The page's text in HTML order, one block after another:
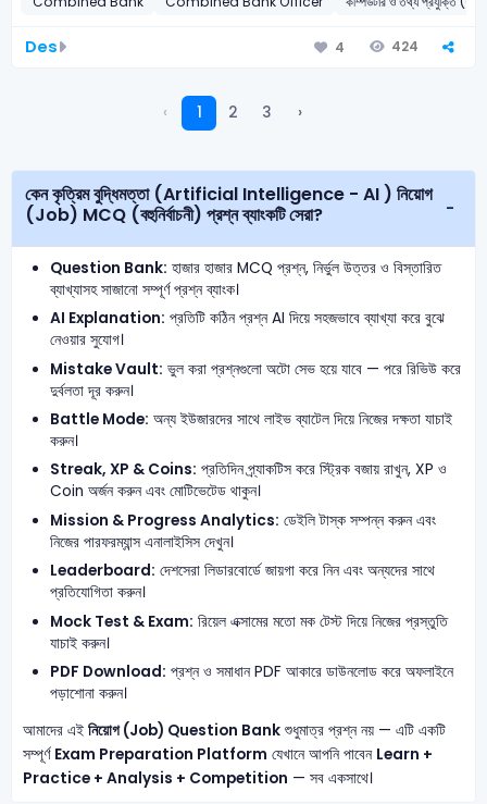
Des 4 424
‹ 1 2 3 ›
কেন কৃত্রিম বুদ্ধিমত্তা (Artificial Intelligence - AI ) নিয়োগ
(Job) MCQ (বহুনির্বাচনী) প্রশ্ন ব্যাংকটি সেরা?
Question Bank: হাজার হাজার MCQ প্রশ্ন, নির্ভুল উত্তর ও বিস্তারিত
ব্যাখ্যাসহ সাজানো সম্পূর্ণ প্রশ্ন ব্যাংক।
AI Explanation: প্রতিটি কঠিন প্রশ্ন AI দিয়ে সহজভাবে ব্যাখ্যা করে বুঝে
নেওয়ার সুযোগ।
Mistake Vault: ভুল করা প্রশ্নগুলো অটো সেভ হয়ে যাবে — পরে রিভিউ করে
দুর্বলতা দূর করুন।
Battle Mode: অন্য ইউজারদের সাথে লাইভ ব্যাটেল দিয়ে নিজের দক্ষতা যাচাই
করুন।
Streak, XP & Coins: প্রতিদিন প্র্যাকটিস করে স্ট্রিক বজায় রাখুন, XP ও
Coin অর্জন করুন এবং মোটিভেটেড থাকুন।
Mission & Progress Analytics: ডেইলি টাস্ক সম্পন্ন করুন এবং
নিজের পারফরম্যান্স এনালাইসিস দেখুন।
Leaderboard: দেশসেরা লিডারবোর্ডে জায়গা করে নিন এবং অন্যদের সাথে
প্রতিযোগিতা করুন।
Mock Test & Exam: রিয়েল এক্সামের মতো মক টেস্ট দিয়ে নিজের প্রস্তুতি
যাচাই করুন।
PDF Download: প্রশ্ন ও সমাধান PDF আকারে ডাউনলোড করে অফলাইনে
পড়াশোনা করুন।
আমাদের এই নিয়োগ (Job) Question Bankশুধুমাত্র প্রশ্ন নয় — এটি একটি
সম্পূর্ণ Exam Preparation Platform যেখানে আপনি পাবেন Learn +
Practice + Analysis + Competition — সব একসাথে।